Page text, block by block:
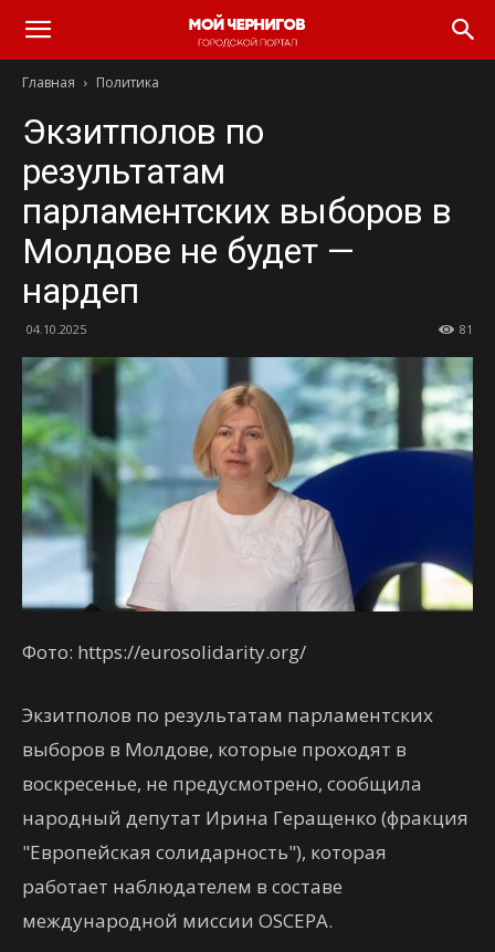
Главная Политика
Экзитполов по
результатам
парламентских выборов в
Молдове не будет —
нардеп
04.10.2025 81
Фото: https://eurosolidarity.org/
Экзитполов по результатам парламентских
выборов в Молдове, которые проходят в
воскресенье, не предусмотрено, сообщила
народный депутат Ирина Геращенко (фракция
"Европейская солидарность"), которая
работает наблюдателем в составе
международной миссии OSCEPA.